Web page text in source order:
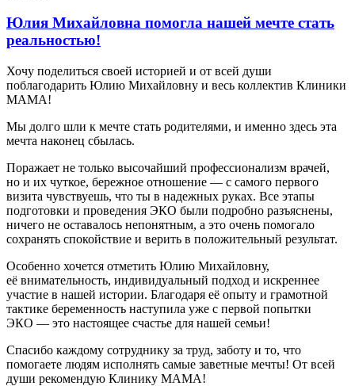
Юлия Михайловна помогла нашей мечте стать
реальностью!
Хочу поделиться своей историей и от всей души
поблагодарить Юлию Михайловну и весь коллектив Клиники
МАМА!
Мы долго шли к мечте стать родителями, и именно здесь эта
мечта наконец сбылась.
Поражает не только высочайший профессионализм врачей,
но и их чуткое, бережное отношение — с самого первого
визита чувствуешь, что ты в надежных руках. Все этапы
подготовки и проведения ЭКО были подробно разъяснены,
ничего не оставалось непонятным, а это очень помогало
сохранять спокойствие и верить в положительный результат.
Особенно хочется отметить Юлию Михайловну,
её внимательность, индивидуальный подход и искреннее
участие в нашей истории. Благодаря её опыту и грамотной
тактике беременность наступила уже с первой попытки
ЭКО — это настоящее счастье для нашей семьи!
Спасибо каждому сотруднику за труд, заботу и то, что
помогаете людям исполнять самые заветные мечты! От всей
души рекомендую Клинику МАМА!